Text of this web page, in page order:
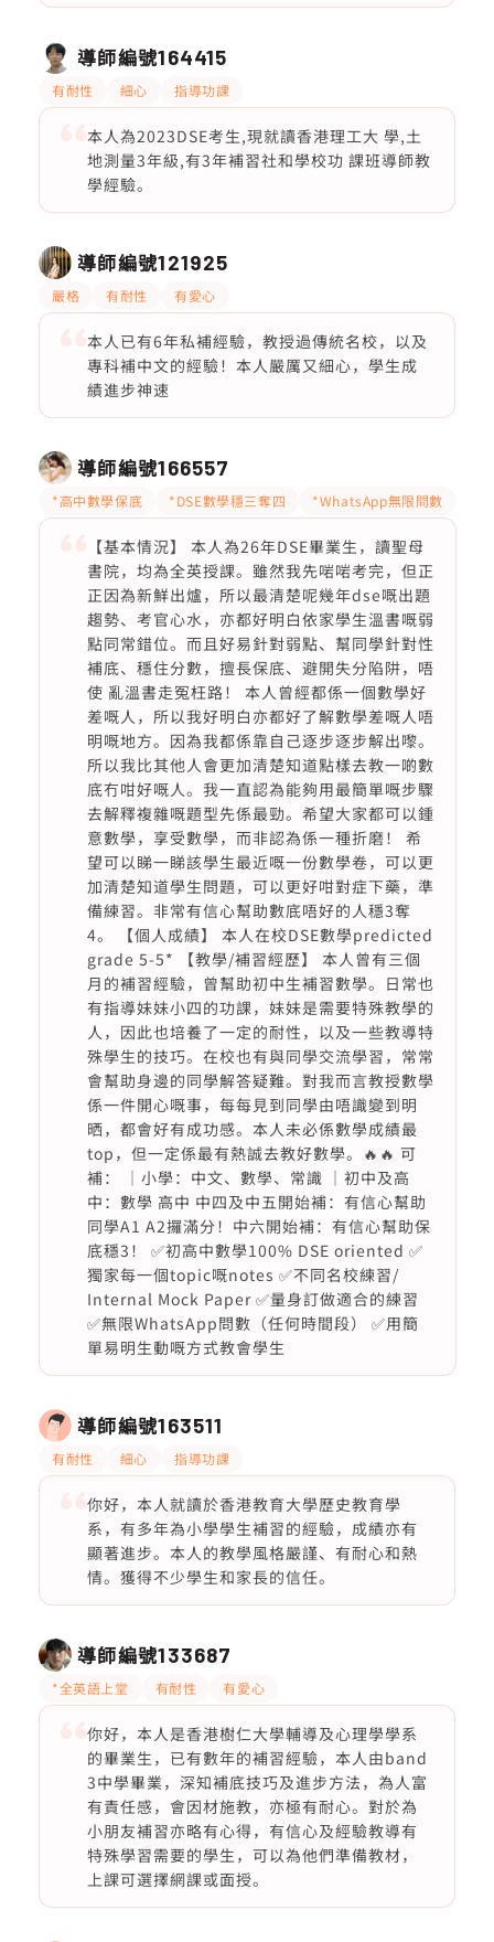
導師編號164415
有耐性 細心 指導功課
本人為2023DSE考生,現就讀香港理工大 學,土
地測量3年級,有3年補習社和學校功 課班導師教
學經驗。
導師編號121925
嚴格 有耐性 有愛心
本人已有6年私補經驗，教授過傳統名校，以及
專科補中文的經驗！本人嚴厲又細心，學生成
績進步神速
導師編號166557
*高中數學保底 *DSE數學穩三奪四 *WhatsApp無限問數
【基本情況】 本人為26年DSE畢業生，讀聖母
書院，均為全英授課。雖然我先啱啱考完，但正
正因為新鮮出爐，所以最清楚呢幾年dse嘅出題
趨勢、考官心水，亦都好明白依家學生溫書嘅弱
點同常錯位。而且好易針對弱點、幫同學針對性
補底、穩住分數，擅長保底、避開失分陷阱，唔
使 亂溫書走冤枉路！ 本人曾經都係一個數學好
差嘅人，所以我好明白亦都好了解數學差嘅人唔
明嘅地方。因為我都係靠自己逐步逐步解出嚟。
所以我比其他人會更加清楚知道點樣去教一啲數
底冇咁好嘅人。我一直認為能夠用最簡單嘅步驟
去解釋複雜嘅題型先係最勁。希望大家都可以鍾
意數學，享受數學，而非認為係一種折磨！ 希
望可以睇一睇該學生最近嘅一份數學卷，可以更
加清楚知道學生問題，可以更好咁對症下藥，準
備練習。非常有信心幫助數底唔好的人穩3奪
4。 【個人成績】 本人在校DSE數學predicted
grade 5-5* 【教學/補習經歷】 本人曾有三個
月的補習經驗，曾幫助初中生補習數學。日常也
有指導妹妹小四的功課，妹妹是需要特殊教學的
人，因此也培養了一定的耐性，以及一些教導特
殊學生的技巧。在校也有與同學交流學習，常常
會幫助身邊的同學解答疑難。對我而言教授數學
係一件開心嘅事，每每見到同學由唔識變到明
晒，都會好有成功感。本人未必係數學成績最
top，但一定係最有熱誠去教好數學。🔥🔥 可
補： ｜小學：中文、數學、常識 ｜初中及高
中：數學 高中 中四及中五開始補：有信心幫助
同學A1 A2攞滿分！中六開始補：有信心幫助保
底穩3！ ✅初高中數學100% DSE oriented ✅
獨家每一個topic嘅notes ✅不同名校練習/
Internal Mock Paper ✅量身訂做適合的練習
✅無限WhatsApp問數（任何時間段） ✅用簡
單易明生動嘅方式教會學生
導師編號163511
有耐性 細心 指導功課
你好，本人就讀於香港教育大學歷史教育學
系，有多年為小學學生補習的經驗，成績亦有
顯著進步。本人的教學風格嚴謹、有耐心和熱
情。獲得不少學生和家長的信任。
導師編號133687
*全英語上堂 有耐性 有愛心
你好，本人是香港樹仁大學輔導及心理學學系
的畢業生，已有數年的補習經驗，本人由band
3中學畢業，深知補底技巧及進步方法，為人富
有責任感，會因材施教，亦極有耐心。對於為
小朋友補習亦略有心得，有信心及經驗教導有
特殊學習需要的學生，可以為他們準備教材，
上課可選擇網課或面授。